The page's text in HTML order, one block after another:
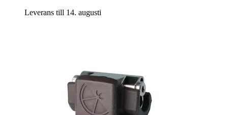
Leverans till 14. augusti